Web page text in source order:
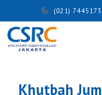
(021) 7445173
Khutbah